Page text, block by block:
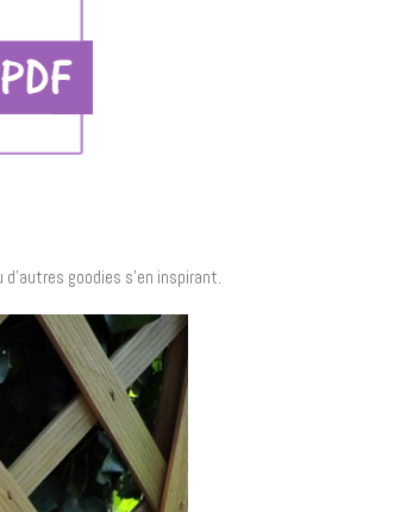
goodies s’en inspirant.